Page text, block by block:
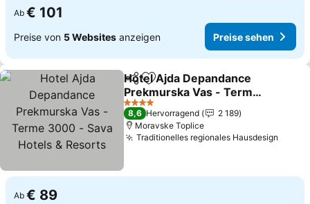
Ab € 101
Preise von 5 Websites anzeigen Preise sehen
TeilenZu Favoriten hinzufügen
Hotel Ajda Depandance
Prekmurska Vas - Terme
3000 - Sava Hotels &
Resorts
Preise sehen
4 Sterne
8,6 Hervorragend
2 189
Moravske Toplice
Traditionelles regionales Hausdesign
Ab € 89